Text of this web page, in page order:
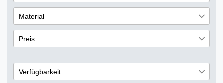
Silber
Material
Aluminium
Preis
€
Verfügbarkeit